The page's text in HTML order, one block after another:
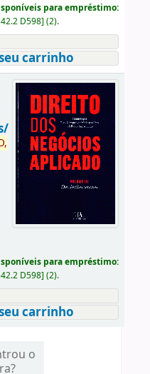
para empréstimo:
D598] (2).
carrinho
para empréstimo:
D598] (2).
carrinho
o